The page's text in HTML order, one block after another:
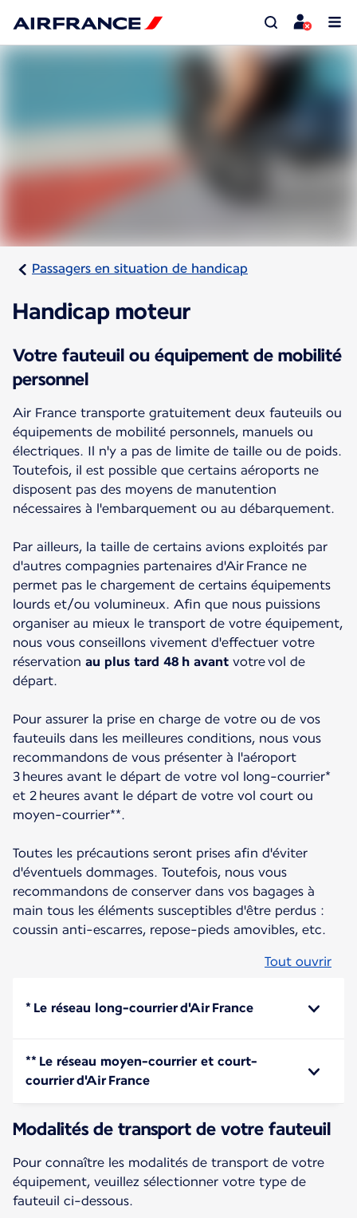
Passagers en situation de handicap
Handicap moteur
Votre fauteuil ou équipement de mobilité
personnel
Air France transporte gratuitement deux fauteuils ou
équipements de mobilité personnels, manuels ou
électriques. Il n'y a pas de limite de taille ou de poids.
Toutefois, il est possible que certains aéroports ne
disposent pas des moyens de manutention
nécessaires à l'embarquement ou au débarquement.
Par ailleurs, la taille de certains avions exploités par
d'autres compagnies partenaires d'Air France ne
permet pas le chargement de certains équipements
lourds et/ou volumineux. Afin que nous puissions
organiser au mieux le transport de votre équipement,
nous vous conseillons vivement d'effectuer votre
réservation au plus tard 48 h avant votre vol de
départ.
Pour assurer la prise en charge de votre ou de vos
fauteuils dans les meilleures conditions, nous vous
recommandons de vous présenter à l'aéroport
3 heures avant le départ de votre vol long-courrier*
et 2 heures avant le départ de votre vol court ou
moyen-courrier**.
Toutes les précautions seront prises afin d'éviter
d'éventuels dommages. Toutefois, nous vous
recommandons de conserver dans vos bagages à
main tous les éléments susceptibles d'être perdus :
coussin anti-escarres, repose-pieds amovibles, etc.
Tout ouvrir
* Le réseau long-courrier d'Air France
** Le réseau moyen-courrier et court-
courrier d'Air France
Modalités de transport de votre fauteuil
Pour connaître les modalités de transport de votre
équipement, veuillez sélectionner votre type de
fauteuil ci-dessous.